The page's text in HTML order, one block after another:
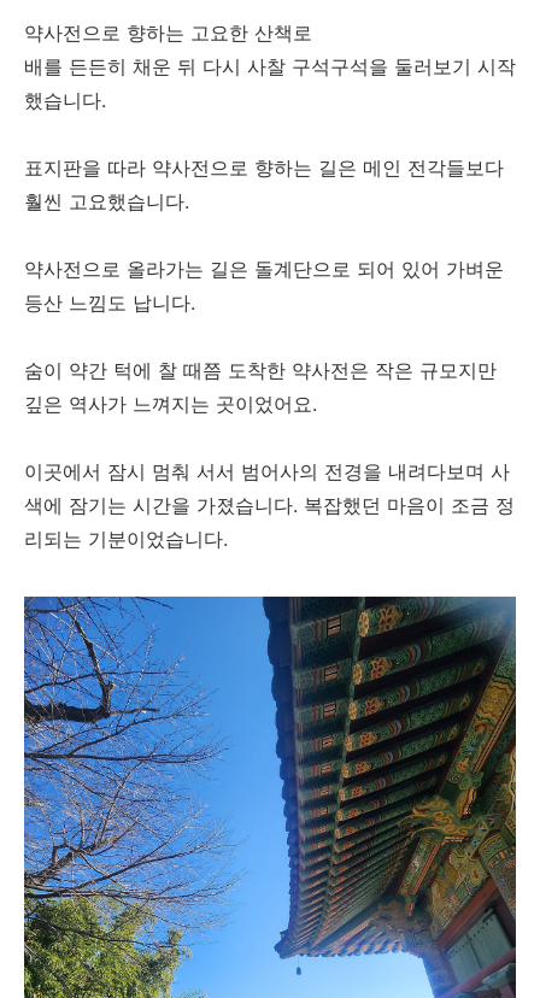
약사전으로 향하는 고요한 산책로
배를 든든히 채운 뒤 다시 사찰 구석구석을 둘러보기 시작
했습니다.
표지판을 따라 약사전으로 향하는 길은 메인 전각들보다
훨씬 고요했습니다.
약사전으로 올라가는 길은 돌계단으로 되어 있어 가벼운
등산 느낌도 납니다.
숨이 약간 턱에 찰 때쯤 도착한 약사전은 작은 규모지만
깊은 역사가 느껴지는 곳이었어요.
이곳에서 잠시 멈춰 서서 범어사의 전경을 내려다보며 사
색에 잠기는 시간을 가졌습니다. 복잡했던 마음이 조금 정
리되는 기분이었습니다.